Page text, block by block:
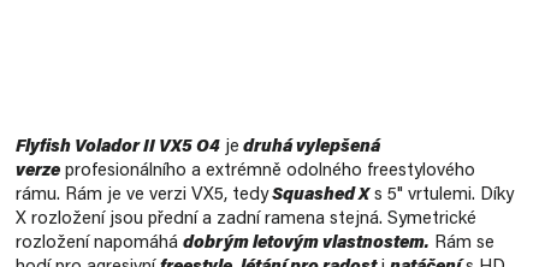
Flyfish Volador II VX5 O4 je druhá vylepšená
verze profesionálního a extrémně odolného freestylového
rámu. Rám je ve verzi VX5, tedy Squashed Xs 5" vrtulemi. Díky
X rozložení jsou přední a zadní ramena stejná. Symetrické
rozložení napomáhá dobrým letovým vlastnostem. Rám se